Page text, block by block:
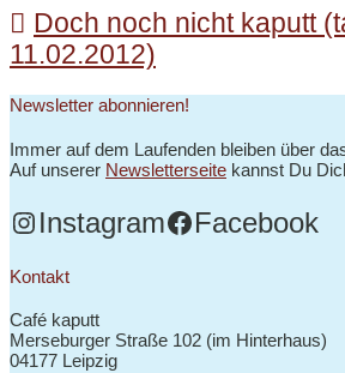
Doch noch nicht kaputt
11.02.2012)
Newsletter abonnieren!
Immer auf dem Laufenden bleiben über
Auf unserer Newsletterseite kannst Du
Instagram Facebook
Kontakt
Café kaputt
Merseburger Straße 102 (im Hinterhaus)
04177 Leipzig